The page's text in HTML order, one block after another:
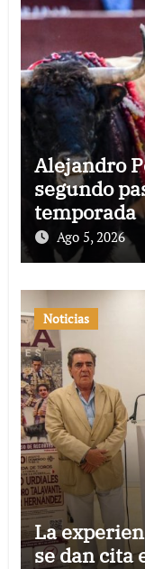
Alejandro
segundo
temporada
Ago 5, 2026
Noticias
La
se dan cita